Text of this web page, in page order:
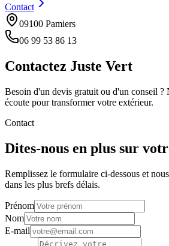
Contact
09100 Pamiers
06 99 53 86 13
Contactez Juste Vert
Besoin d'un devis gratuit ou d'un conseil ?
écoute pour transformer votre extérieur.
Contact
Dites-nous en plus sur
Remplissez le formulaire ci-dessous et
dans les plus brefs délais.
Prénom
Nom
E-mail